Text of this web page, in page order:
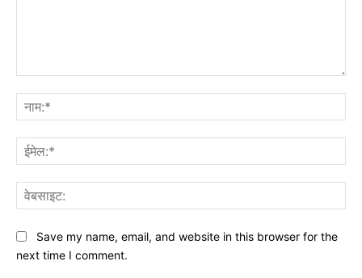
Save my name, email, and website in this browser for the
next time I comment.